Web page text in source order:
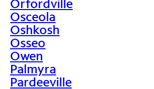
Orfordville
Osceola
Oshkosh
Osseo
Owen
Palmyra
Pardeeville